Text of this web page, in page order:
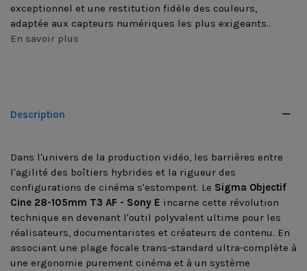
exceptionnel et une restitution fidèle des couleurs,
adaptée aux capteurs numériques les plus exigeants..
En savoir plus
Description
Dans l'univers de la production vidéo, les barrières entre
l'agilité des boîtiers hybrides et la rigueur des
configurations de cinéma s'estompent. Le Sigma Objectif
Cine 28-105mm T3 AF - Sony E incarne cette révolution
technique en devenant l'outil polyvalent ultime pour les
réalisateurs, documentaristes et créateurs de contenu. En
associant une plage focale trans-standard ultra-complète à
une ergonomie purement cinéma et à un système